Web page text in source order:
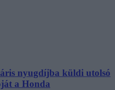
nyugdíjba küldi utolsó
a Honda